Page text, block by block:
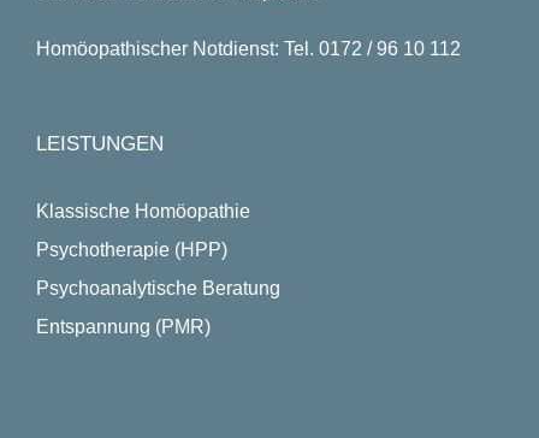
Homöopathischer Notdienst: Tel. 0172 / 96 10 112
LEISTUNGEN
Klassische Homöopathie
Psychotherapie (HPP)
Psychoanalytische Beratung
Entspannung (PMR)